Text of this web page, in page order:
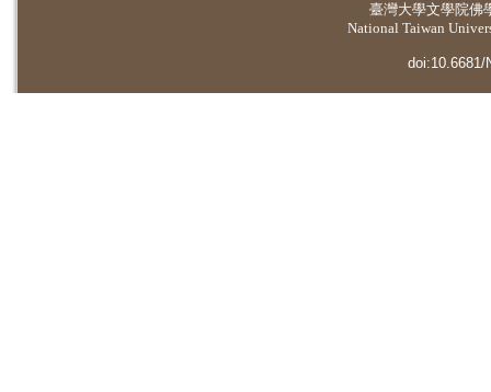
臺灣大學文學院佛
National Taiwan
doi:10.6681/